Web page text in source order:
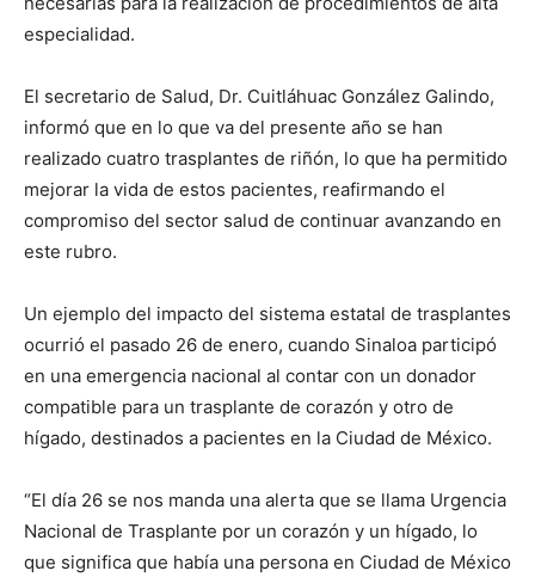
especialidad.
El secretario de Salud, Dr. Cuitláhuac González Galindo,
informó que en lo que va del presente año se han
realizado cuatro trasplantes de riñón, lo que ha permitido
mejorar la vida de estos pacientes, reafirmando el
compromiso del sector salud de continuar avanzando en
este rubro.
Un ejemplo del impacto del sistema estatal de trasplantes
ocurrió el pasado 26 de enero, cuando Sinaloa participó
en una emergencia nacional al contar con un donador
compatible para un trasplante de corazón y otro de
hígado, destinados a pacientes en la Ciudad de México.
“El día 26 se nos manda una alerta que se llama Urgencia
Nacional de Trasplante por un corazón y un hígado, lo
que significa que había una persona en Ciudad de México